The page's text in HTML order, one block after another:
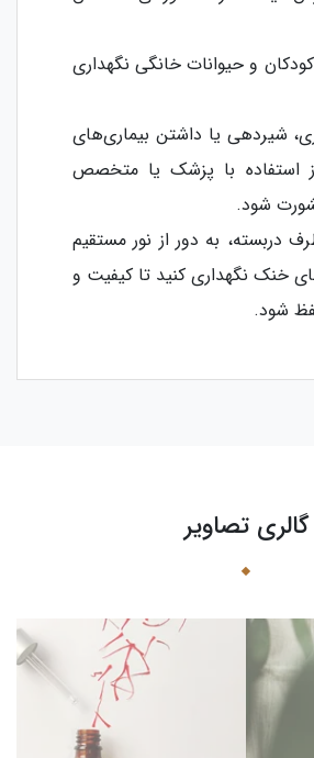
و حیوانات خانگی نگهداری
شیردهی یا داشتن بیماری‌های
با پزشک یا متخصص
شود.
دربسته، به دور از نور مستقیم
خنک نگهداری کنید تا کیفیت و
شود.
گالری تصاویر